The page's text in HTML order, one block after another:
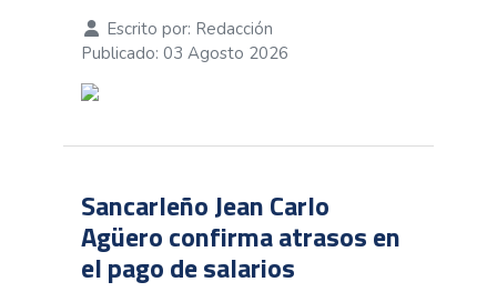
Escrito por: Redacción
Publicado: 03 Agosto 2026
Sancarleño Jean Carlo
Agüero confirma atrasos en
el pago de salarios